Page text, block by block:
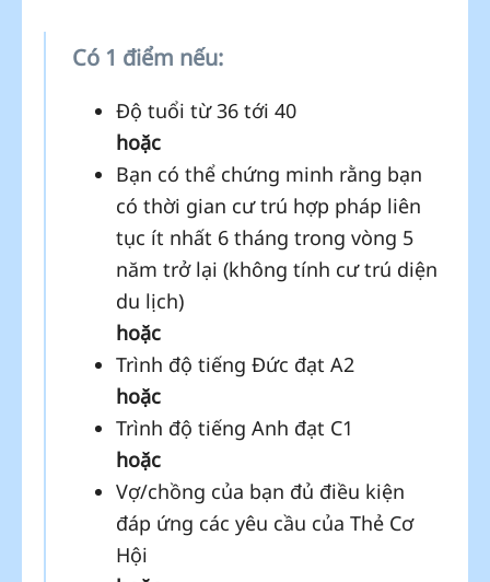
Có 1 điểm nếu:
Độ tuổi từ 36 tới 40
hoặc
Bạn có thể chứng minh rằng bạn
có thời gian cư trú hợp pháp liên
tục ít nhất 6 tháng trong vòng 5
năm trở lại (không tính cư trú diện
du lịch)
hoặc
Trình độ tiếng Đức đạt A2
hoặc
Trình độ tiếng Anh đạt C1
hoặc
Vợ/chồng của bạn đủ điều kiện
đáp ứng các yêu cầu của Thẻ Cơ
Hội